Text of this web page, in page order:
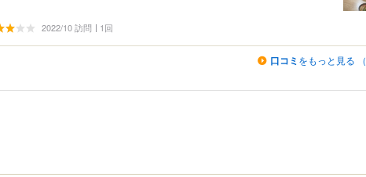
2022/10 訪問 1回
口コミ をもっと見る （